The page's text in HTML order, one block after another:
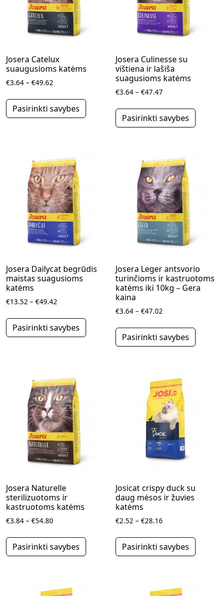
Josera Catelux
suaugusioms katėms
€3.64 – €49.62 Price range: €3.64 through €49.62
Pasirinkti savybes
This product has multiple
Josera Culinesse su
vištiena ir lašiša
suagusioms katėms
€3.64 – €47.47Price range:
Pasirinkti savybes
Josera Dailycat begrūdis
maistas suagusioms
katėms
€13.52 – €49.42 Price range: €13.52 through €49.42
Pasirinkti savybes
This product has multiple
Josera Leger antsvorio
turinčioms ir kastruotoms
katėms iki 10kg – Gera
kaina
€3.64 – €47.02
Pasirinkti savybes
Josera Naturelle
sterilizuotoms ir
kastruotoms katėms
€3.84 – €54.80Price range: €3.84 through €54.80
Pasirinkti savybes
This product has multiple
Josicat crispy duck su
daug mėsos ir žuvies
katėms
€2.52 – €28.16Price range:
Pasirinkti savybes